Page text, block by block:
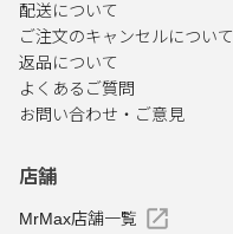
配送について
ご注文のキャンセルについて
返品について
よくあるご質問
お問い合わせ・ご意見
店舗
MrMax店舗一覧